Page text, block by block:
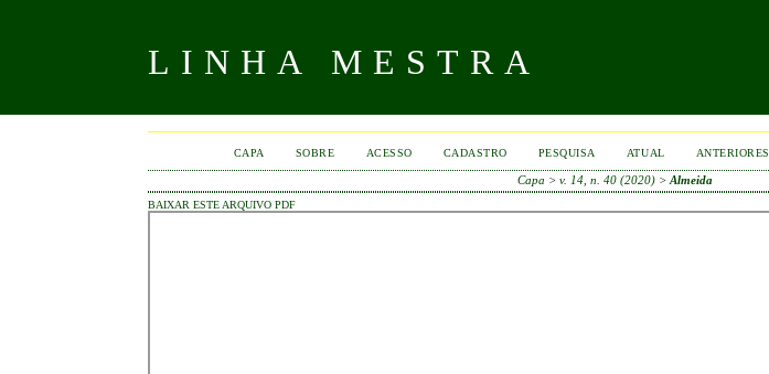
LINHA MESTRA
CAPA SOBRE ACESSO CADASTRO PESQUISA ATUAL ANTERIORES
Capa >v. 14, n. 40 (2020) >Almeida
BAIXAR ESTE ARQUIVO PDF